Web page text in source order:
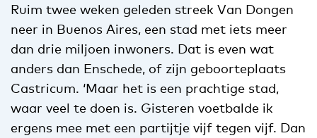
Ruim twee weken geleden streek Van Dongen
neer in Buenos Aires, een stad met iets meer
dan drie miljoen inwoners. Dat is even wat
anders dan Enschede, of zijn geboorteplaats
Castricum. ‘Maar het is een prachtige stad,
waar veel te doen is. Gisteren voetbalde ik
ergens mee met een partijtje vijf tegen vijf. Dan